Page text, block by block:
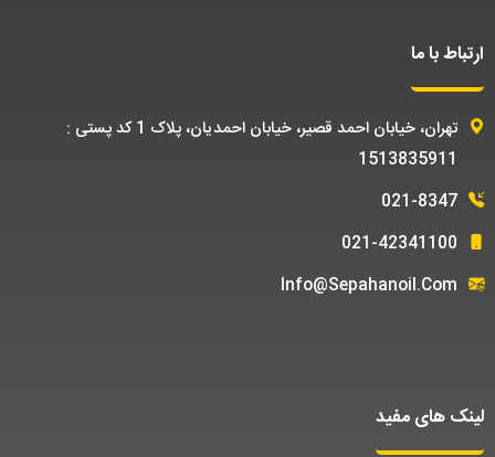
ارتباط با ما
تهران، خیابان احمد قصیر، خیابان احمدیان، پلاک 1 کد پستی :
1513835911
021-8347
021-42341100
Info@sepahanoil.com
لینک های مفید